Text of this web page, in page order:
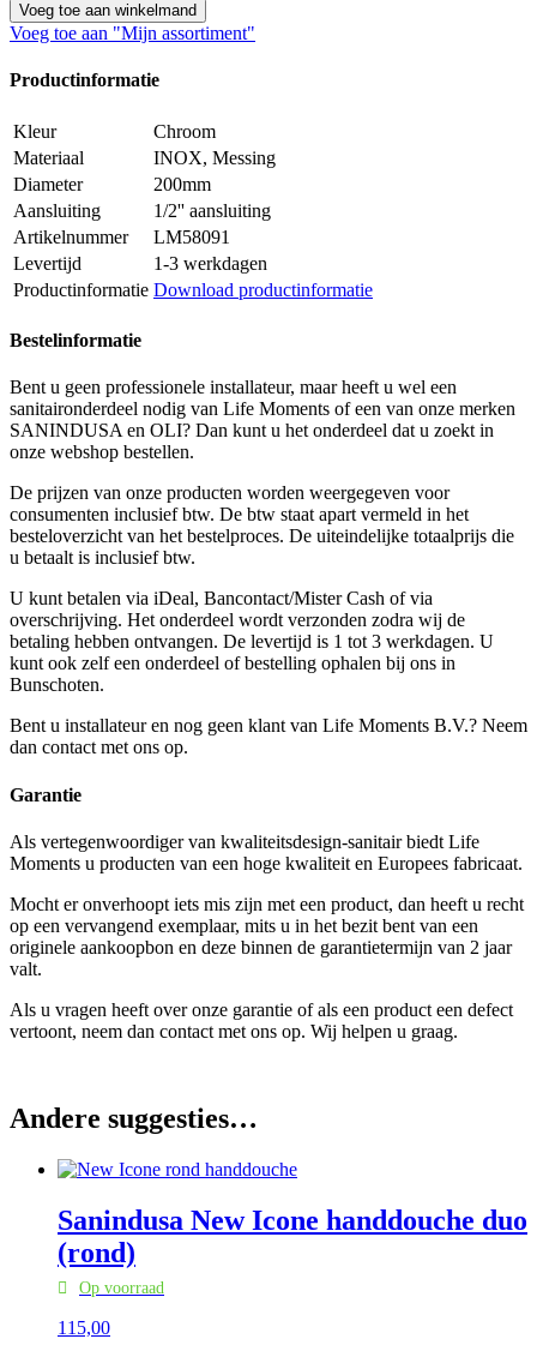
Voeg toe aan winkelmand
Voeg toe aan "Mijn assortiment"
Productinformatie
Kleur
Chroom
Materiaal
INOX, Messing
Diameter
200mm
Aansluiting
1/2'' aansluiting
Artikelnummer
LM58091
Levertijd
1-3 werkdagen
Productinformatie Download productinformatie
Bestelinformatie
Bent u geen professionele installateur, maar heeft u wel een
sanitaironderdeel nodig van Life Moments of een van onze merken
SANINDUSA en OLI? Dan kunt u het onderdeel dat u zoekt in
onze webshop bestellen.
De prijzen van onze producten worden weergegeven voor
consumenten inclusief btw. De btw staat apart vermeld in het
besteloverzicht van het bestelproces. De uiteindelijke totaalprijs die
u betaalt is inclusief btw.
U kunt betalen via iDeal, Bancontact/Mister Cash of via
overschrijving. Het onderdeel wordt verzonden zodra wij de
betaling hebben ontvangen. De levertijd is 1 tot 3 werkdagen. U
kunt ook zelf een onderdeel of bestelling ophalen bij ons in
Bunschoten.
Bent u installateur en nog geen klant van Life Moments B.V.? Neem
dan contact met ons op.
Garantie
Als vertegenwoordiger van kwaliteitsdesign-sanitair biedt Life
Moments u producten van een hoge kwaliteit en Europees fabricaat.
Mocht er onverhoopt iets mis zijn met een product, dan heeft u recht
op een vervangend exemplaar, mits u in het bezit bent van een
originele aankoopbon en deze binnen de garantietermijn van 2 jaar
valt.
Als u vragen heeft over onze garantie of als een product een defect
vertoont, neem dan contact met ons op. Wij helpen u graag.
Andere suggesties…
Sanindusa New Icone handdouche duo
(rond)
Op voorraad
115,00